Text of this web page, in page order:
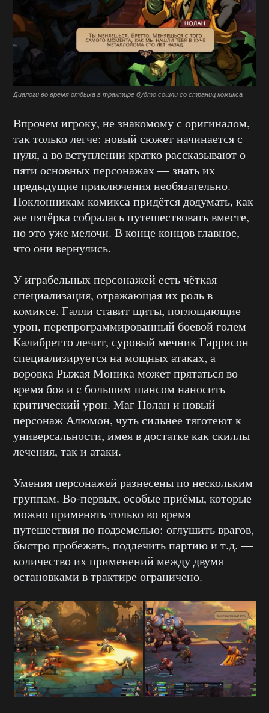
Диалоги во время отдыха в трактире будто сошли со страниц комикса
Впрочем игроку, не знакомому с оригиналом,
так только легче: новый сюжет начинается с
нуля, а во вступлении кратко рассказывают о
пяти основных персонажах — знать их
предыдущие приключения необязательно.
Поклонникам комикса придётся додумать, как
же пятёрка собралась путешествовать вместе,
но это уже мелочи. В конце концов главное,
что они вернулись.
У играбельных персонажей есть чёткая
специализация, отражающая их роль в
комиксе. Галли ставит щиты, поглощающие
урон, перепрограммированный боевой голем
Калибретто лечит, суровый мечник Гаррисон
специализируется на мощных атаках, а
воровка Рыжая Моника может прятаться во
время боя и с большим шансом наносить
критический урон. Маг Нолан и новый
персонаж Алюмон, чуть сильнее тяготеют к
универсальности, имея в достатке как скиллы
лечения, так и атаки.
Умения персонажей разнесены по нескольким
группам. Во-первых, особые приёмы, которые
можно применять только во время
путешествия по подземелью: оглушить врагов,
быстро пробежать, подлечить партию и т.д. —
количество их применений между двумя
остановками в трактире ограничено.